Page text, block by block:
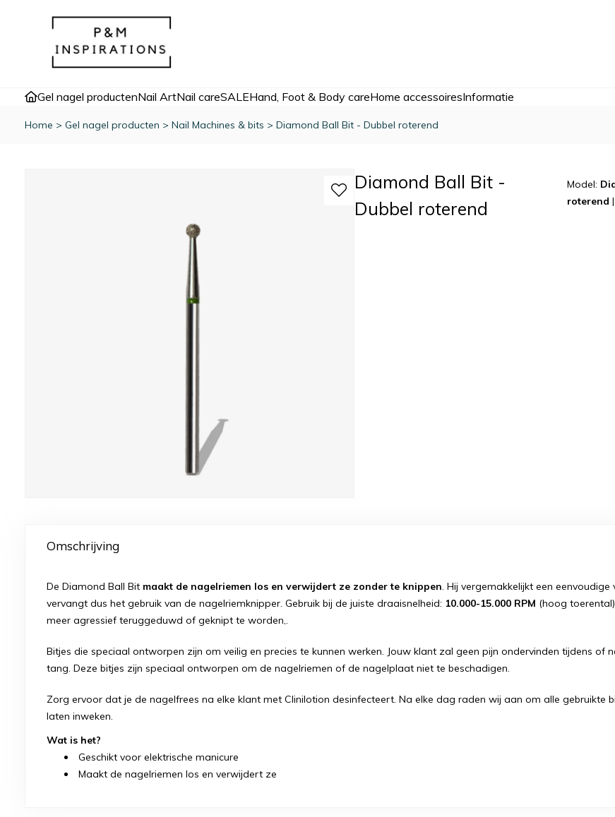
Gel nagel productenNail ArtNail careSALEHand, Foot & Body careHome accessoiresInformatie
Home > Gel nagel producten > Nail Machines & bits > Diamond Ball Bit - Dubbel roterend
Diamond Ball Bit -
Dubbel roterend
Model:
roterend |
Omschrijving
De Diamond Ball Bit maakt de nagelriemen los en verwijdert ze zonder te knippen. Hij vergemakkelijkt een
vervangt dus het gebruik van de nagelriemknipper. Gebruik bij de juiste draaisnelheid: 10.000-15.000 RPM (hoog
meer agressief teruggeduwd of geknipt te worden,.
Bitjes die speciaal ontworpen zijn om veilig en precies te kunnen werken. Jouw klant zal geen pijn ondervinden tijdens of
tang. Deze bitjes zijn speciaal ontworpen om de nagelriemen of de nagelplaat niet te beschadigen.
Zorg ervoor dat je de nagelfrees na elke klant met Clinilotion desinfecteert. Na elke dag raden wij aan om alle gebruikte
laten inweken.
Wat is het?
Geschikt voor elektrische manicure
Maakt de nagelriemen los en verwijdert ze